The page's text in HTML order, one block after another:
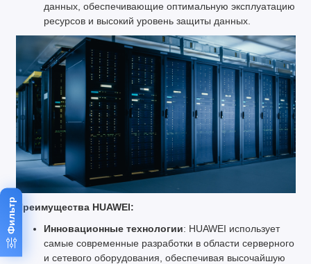
Фильтр
данных, обеспечивающие оптимальную эксплуатацию
ресурсов и высокий уровень защиты данных.
Преимущества HUAWEI:
Инновационные технологии: HUAWEI использует
самые современные разработки в области серверного
и сетевого оборудования, обеспечивая высочайшую